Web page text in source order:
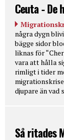
Ceuta -
några dygn
bägge sidor
liknas för
vara att hålla
rimligt i tider
djupare än vad
Så ritades